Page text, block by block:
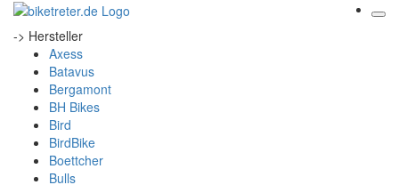
-> Hersteller
Axess
Batavus
Bergamont
BH Bikes
Bird
BirdBike
Boettcher
Bulls